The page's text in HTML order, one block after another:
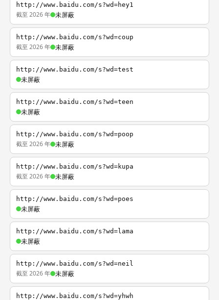
http://www.baidu.com/s?wd=hey1
截至 2026 年 未屏蔽
http://www.baidu.com/s?wd=coup
截至 2026 年 未屏蔽
http://www.baidu.com/s?wd=test
未屏蔽
http://www.baidu.com/s?wd=teen
未屏蔽
http://www.baidu.com/s?wd=poop
截至 2026 年 未屏蔽
http://www.baidu.com/s?wd=kupa
截至 2026 年 未屏蔽
http://www.baidu.com/s?wd=poes
未屏蔽
http://www.baidu.com/s?wd=lama
未屏蔽
http://www.baidu.com/s?wd=neil
截至 2026 年 未屏蔽
http://www.baidu.com/s?wd=yhwh